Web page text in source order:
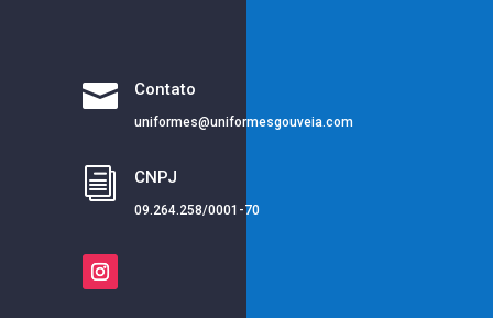
 Contato
uniformes@uniformesgouveia.com
i CNPJ
09.264.258/0001-70